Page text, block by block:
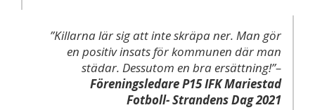
”Killarna lär sig att inte skräpa ner. Man gör
en positiv insats för kommunen där man
städar. Dessutom en bra ersättning!”–
Föreningsledare P15 IFK Mariestad
Fotboll- Strandens Dag 2021